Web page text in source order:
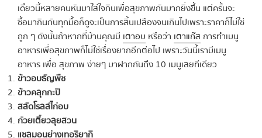
เดี๋ยวนี้หลายคนหันมาใส่ใจกินเพื่อสุขภาพกันมากยิ่งขึ้น แต่ครั้นจะ
ซื้อมากินกันทุกมื้อก็ดูจะเป็นการสิ้นเปลืองจนเกินไปเพราะราคาก็ไม่ใช่
ถูก ๆ ดังนั้นถ้าหากที่บ้านคุณมี เตาอบ หรือว่า เตาแก๊ส การทำเมนู
อาหารเพื่อสุขภาพก็ไม่ใช่เรื่องยากอีกต่อไป เพราะวันนี้เรามีเมนู
อาหาร เพื่อ สุขภาพ ง่ายๆ มาฝากกันถึง 10 เมนูเลยทีเดียว
ข้าวอบธัญพืช
ข้าวคลุกกะปิ
สลัดโรลล์ไก่อบ
ก๋วยเตี๋ยวลุยสวน
แซลมอนย่างเทอริยากิ